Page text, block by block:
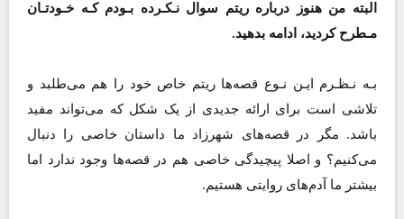
البته من هنوز درباره ریتم سوال نـکـرده بـودم کـه خـودتـان
مـطرح کردید، ادامه بدهید.
بـه نـظـرم ایـن نـوع قصه‌ها ریتم خاص خود را هم می‌طلبد و
تلاشی است برای ارائه جدیدی از یک شکل که می‌تواند مفید
باشد. مگر در قصه‌های شهرزاد ما داستان خاصی را دنبال
می‌کنیم؟ و اصلا پیچیدگی خاصی هم در قصه‌ها وجود ندارد اما
بیشتر ما آدم‌های روایتی هستیم.